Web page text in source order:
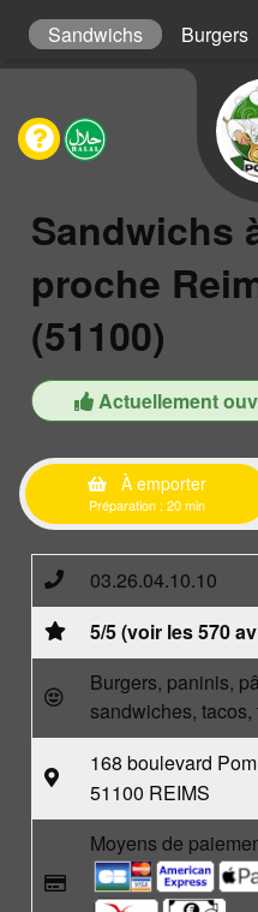
Sandwichs Burgers
Sandwichs
proche
(51100)
Actuellement
À emporter
Préparation : 20 min
03.26.04.10.10
5/5 (voir les 570
Burgers, paninis,
sandwiches,
168 boulevard
51100 REIMS
Moyens de